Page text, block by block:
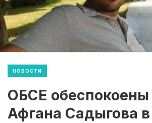
НОВОСТИ
ОБСЕ обеспокоены
Афгана Садыгова в